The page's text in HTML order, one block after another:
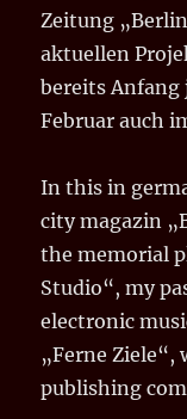
Zeitung
aktuellen
bereits
Februar auch
In this in
city magazin
the memorial
Studio“, my
electronic
„Ferne Ziele“,
publishing